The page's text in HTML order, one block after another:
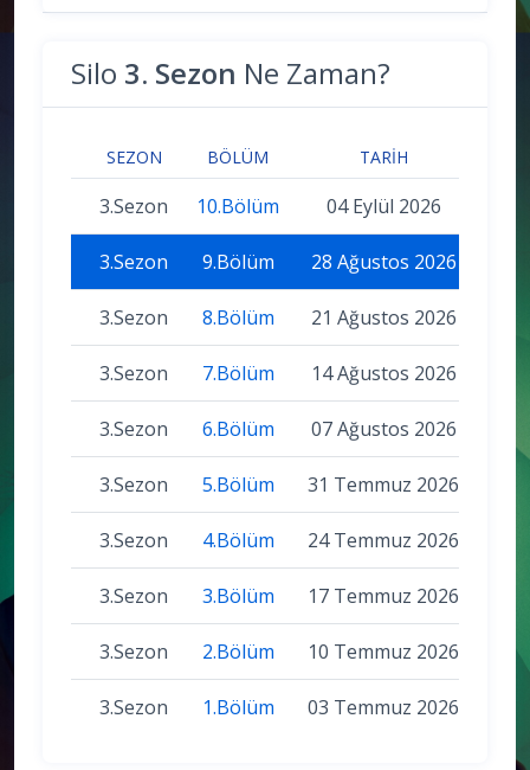
Silo 3. Sezon Ne Zaman?
SEZON BÖLÜM TARIH
3.Sezon 10.Bölüm 04 Eylül 2026
3.Sezon 9.Bölüm 28 Ağustos 2026
3.Sezon 8.Bölüm 21 Ağustos 2026
3.Sezon 7.Bölüm 14 Ağustos 2026
3.Sezon 6.Bölüm 07 Ağustos 2026
3.Sezon 5.Bölüm 31 Temmuz 2026
3.Sezon 4.Bölüm 24 Temmuz 2026
3.Sezon 3.Bölüm 17 Temmuz 2026
3.Sezon 2.Bölüm 10 Temmuz 2026
3.Sezon 1.Bölüm 03 Temmuz 2026